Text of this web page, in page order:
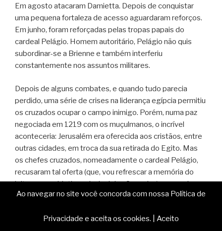
Em agosto atacaram Damietta. Depois de conquistar
uma pequena fortaleza de acesso aguardaram reforços.
Em junho, foram reforçadas pelas tropas papais do
cardeal Pelágio. Homem autoritário, Pelágio não quis
subordinar-se a Brienne e também interferiu
constantemente nos assuntos militares.
Depois de alguns combates, e quando tudo parecia
perdido, uma série de crises na liderança egípcia permitiu
os cruzados ocupar o campo inimigo. Porém, numa paz
negociada em 1219 com os muçulmanos, o incrível
aconteceria: Jerusalém era oferecida aos cristãos, entre
outras cidades, em troca da sua retirada do Egito. Mas
os chefes cruzados, nomeadamente o cardeal Pelágio,
recusaram tal oferta (que, vou refrescar a memória do
leitor, era o objetivo principal das Cruzadas): o papado
considerava que os muçulmanos não conseguiriam
os seus exércitos.
Ao navegar no site você concorda com nossa Política de
Privacidade e aceita os cookies. Aceito